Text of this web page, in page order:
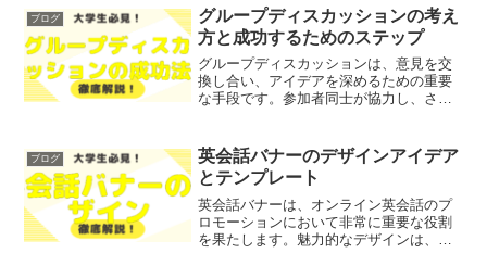
や、時間に応じた質問数の傾向につい
て、徹底解説します！レポ...
ブログ
グループディスカッションの考え
方と成功するためのステップ
グループディスカッションは、意見を交
換し合い、アイデアを深めるための重要
な手段です。参加者同士が協力し、さま
果的なグループディスカッションを行う
には、進行方法やテーマに...
ブログ
英会話バナーのデザインアイデア
とテンプレート
英会話バナーは、オンライン英会話のプ
ロモーションにおいて非常に重要な役割
を果たします。魅力的なデザインは、ユ